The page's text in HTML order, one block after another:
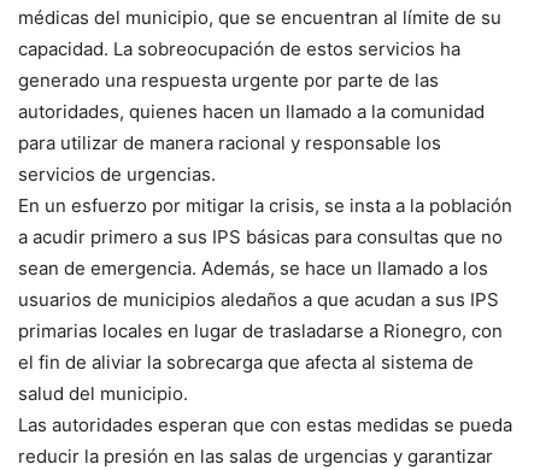
médicas del municipio, que se encuentran al límite de su
capacidad. La sobreocupación de estos servicios ha
generado una respuesta urgente por parte de las
autoridades, quienes hacen un llamado a la comunidad
para utilizar de manera racional y responsable los
servicios de urgencias.
En un esfuerzo por mitigar la crisis, se insta a la población
a acudir primero a sus IPS básicas para consultas que no
sean de emergencia. Además, se hace un llamado a los
usuarios de municipios aledaños a que acudan a sus IPS
primarias locales en lugar de trasladarse a Rionegro, con
el fin de aliviar la sobrecarga que afecta al sistema de
salud del municipio.
Las autoridades esperan que con estas medidas se pueda
reducir la presión en las salas de urgencias y garantizar